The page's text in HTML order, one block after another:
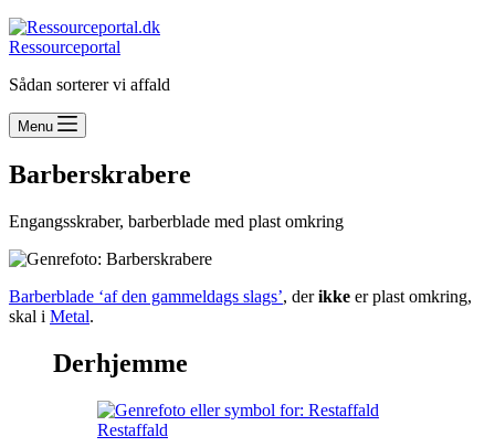
Ressourceportal
Sådan sorterer vi affald
Menu
Barberskrabere
Engangsskraber, barberblade med plast omkring
Barberblade ‘af den gammeldags slags’, derikke er plast omkring,
skal i Metal.
Derhjemme
Restaffald